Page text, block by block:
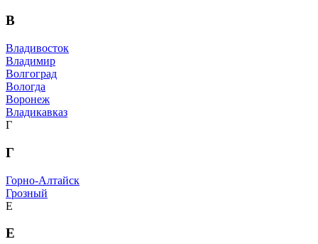
В
Владивосток
Владимир
Волгоград
Вологда
Воронеж
Владикавказ
Г
Г
Горно-Алтайск
Грозный
Е
Е